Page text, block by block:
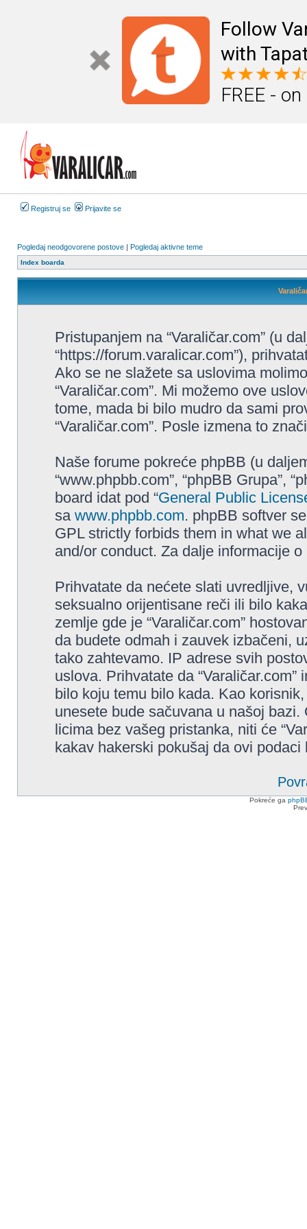
Follow
with
FREE -
Registruj se Prijavite se
Pogledaj neodgovorene postove | Pogledaj aktivne teme
Index boarda
Pristupanjem na “Varaličar.com” (u
“https://forum.varalicar.com”),
Ako se ne slažete sa uslovima
“Varaličar.com”. Mi možemo ove
tome, mada bi bilo mudro da sami
“Varaličar.com”. Posle izmena to
Naše forume pokreće phpBB (u
“www.phpbb.com”, “phpBB Grupa”,
board idat pod “General Public
sa www.phpbb.com. phpBB softver
GPL strictly forbids them in what we
and/or conduct. Za dalje informacije
Prihvatate da nećete slati uvredljive,
seksualno orijentisane reči ili bilo
zemlje gde je “Varaličar.com”
da budete odmah i zauvek izbačeni,
tako zahtevamo. IP adrese svih
uslova. Prihvatate da
bilo koju temu bilo kada. Kao
unesete bude sačuvana u našoj
licima bez vašeg pristanka, niti će
kakav hakerski pokušaj da ovi
Pokreće ga